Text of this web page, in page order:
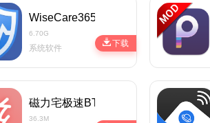
WiseCare365最新终生专业版
6.70G
系统软件 下载
磁力宅极速BT下载云盘app最新版
36.3M